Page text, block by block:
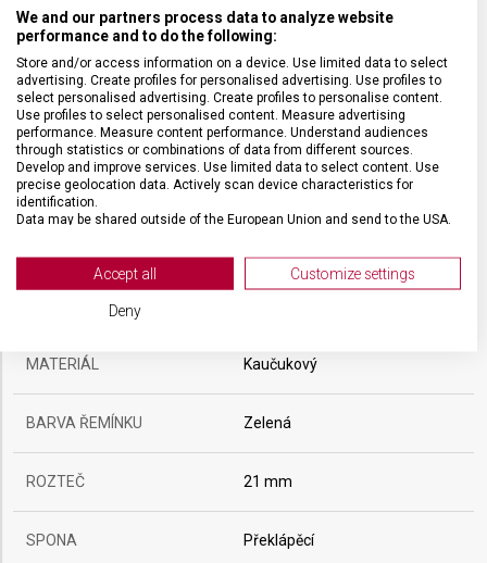
MATERIÁL Kaučukový
BARVA ŘEMÍNKU Zelená
ROZTEČ 21 mm
SPONA Překlápěcí
We and our partners process data to analyze website
performance and to do the following:
Store and/or access information on a device. Use limited data to select
advertising. Create profiles for personalised advertising. Use profiles to
select personalised advertising. Create profiles to personalise content.
Use profiles to select personalised content. Measure advertising
performance. Measure content performance. Understand audiences
through statistics or combinations of data from different sources.
Develop and improve services. Use limited data to select content. Use
precise geolocation data. Actively scan device characteristics for
identification.
Data may be shared outside of the European Union and send to the USA.
View Partner List (2 IAB Vendors)
We use your data for the following purposes:
Store and/or access information on a device
Create profiles for personalised advertising
advertising
Accept all Customize settings
Deny